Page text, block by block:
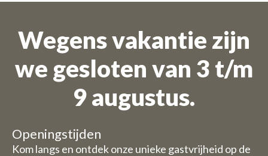
Wegens vakantie zijn
we gesloten van 3 t/m
9 augustus.
Openingstijden
Kom langs en ontdek onze unieke gastvrijheid op de